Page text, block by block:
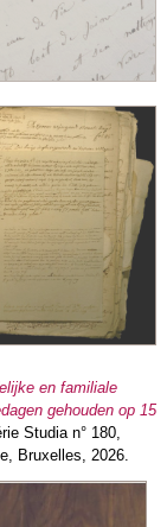
en familiale
gehouden op 15
Studia n° 180,
Bruxelles, 2026.